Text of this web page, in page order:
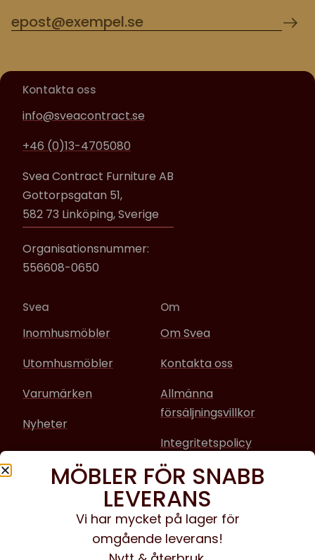
Kontakta oss
info@sveacontract.se
+46 (0)13-4705080
Svea Contract Furniture AB
Gottorpsgatan 51,
582 73 Linköping, Sverige
Organisationsnummer:
556608-0650
Svea
Inomhusmöbler
Utomhusmöbler
Varumärken
Nyheter
Om
Om Svea
Kontakta oss
Allmänna
försäljningsvillkor
Integritetspolicy
Sociala media
Facebook
Instagram
MÖBLER FÖR SNABB
LEVERANS
Vi har mycket på lager för
omgående leverans!